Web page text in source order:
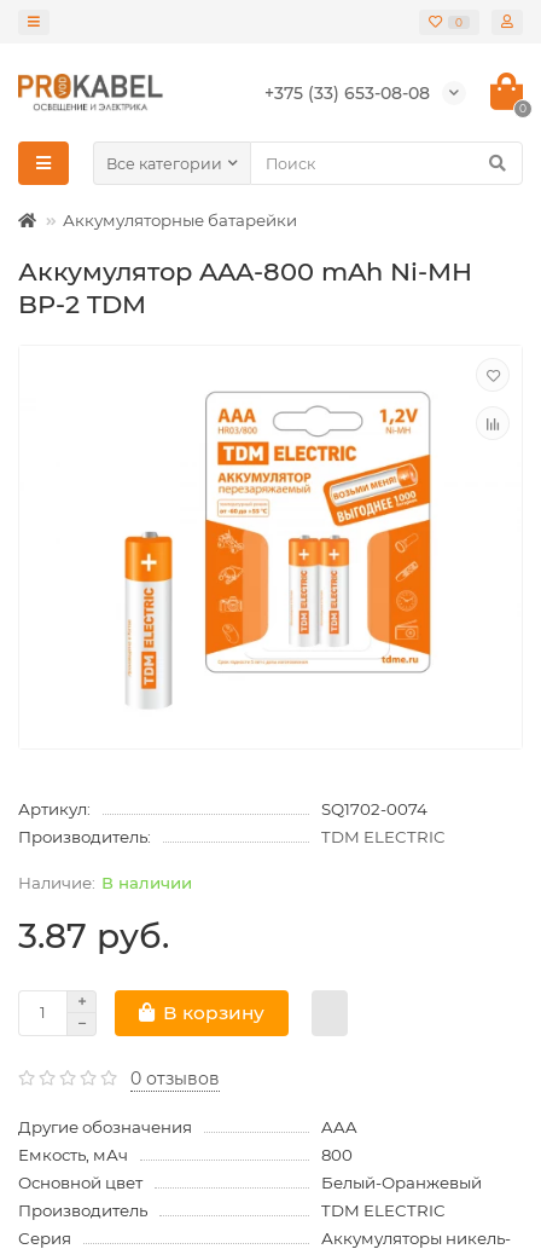
0
+375 (33) 653-08-08
0
Все категории
Аккумуляторные батарейки
Аккумулятор AAA-800 mAh Ni-MH
BP-2 TDM
Артикул:
SQ1702-0074
Производитель:
TDM ELECTRIC
В наличии
3.87 руб.
В корзину
0 отзывов
Другие обозначения
AAA
Емкость, мАч
800
Основной цвет
Белый-Оранжевый
Производитель
TDM ELECTRIC
Серия
Аккумуляторы никель-